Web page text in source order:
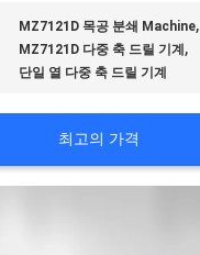
MZ7121D 목공 분쇄 Machine,
MZ7121D 다중 축 드릴 기계 ,
단일 열 다중 축 드릴 기계
최고의 가격